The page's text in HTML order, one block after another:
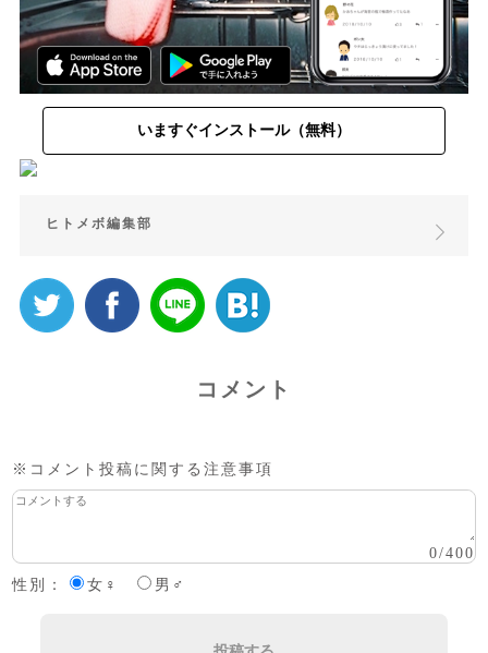
いますぐインストール（無料）
ヒトメボ編集部
コメント
※コメント投稿に関する注意事項
0/400
性別：
女♀ 男♂